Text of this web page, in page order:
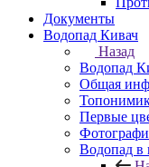
Документы
Водопад Кивач
Назад
Водопад
Общая
Первые
Водопад в